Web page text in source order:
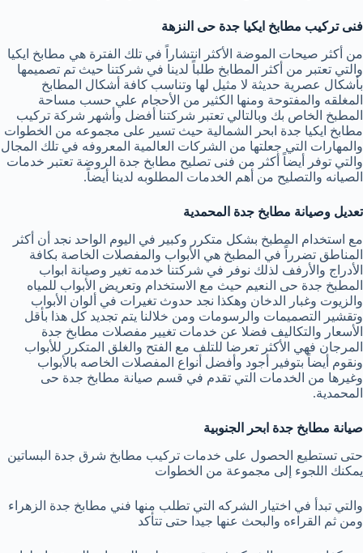
فنى تركيب مطابخ ايكيا جدة حى النزهة
من أكثر صيحات الموضة الأكثر انتشاراً في تلك الفترة هي مطابخ ايكيا
والتي تعتبر من أكثر المطابخ طلباً لدينا في شركتنا حيث تم تصميمها
بأشكال عصرية حديثة لا مثيل لها وتناسب كافة أشكال المطابخ
المغلقه والمفتوحة ومنها الكثير من الأحجام علي حسب مساحة
المطبخ الخاص بك وبالتالي تعتبر شركتنا أفضل وأشهر شركة تركيب
مطابخ ايكيا جدة ابحر الشمالية حيث تسير على مجموعه من الخطوات
والمهارات التي جعلتها من الشركات العالمية المعروفه في تلك المجال
والتي توفر أيضاً أكثر من فنى تصليح مطابخ جدة الروضة تعتبر خدمات
الصيانه والتصليح من أهم الخدمات المطلوبه لدينا أيضاً.
تعديل وصيانة مطابخ جدة المحمدية
مع استخدام المطبخ بشكل متكرر وكبير في اليوم الواحد نجد أن أكثر
المناطق تضرراً في المطبخ هي الأبواب والمفصلات الخاصة بكافة
الأدراج والأرفف لذلك نوفر في شركتنا خدمه تغير وصيانة ابواب
المطبخ جدة حى النعيم حيث مع الاستخدام وتعريض الأبواب للمياه
والزيوت وغبار الدخان وهكذا نجد حدوث تغيرات في ألوان الأبواب
وتقشير التصميمات والرسومات ومن خلالنا يتم تجديد كل هذا بأقل
الأسعار والتكاليف فضلا عن خدمات تغيير مفصلات مطابخ جدة
المرجان فهي الأكثر تعرضا للتلف مع الفتح والغلق المتكرر للأبواب
ونقوم أيضاً بتوفير أجود وأفضل أنواع المفصلات الخاصه بالأبواب
وغيرها من الخدمات التي تقدم في قسم صيانة مطابخ جدة حى
المحمدية.
صيانة مطابخ جدة ابحر الجنوبية
حتى تستطيع الحصول على خدمات تركيب مطابخ شرق جدة البساتين
يمكنك اللجوء إلى مجموعة من الخطوات
والتي تبدأ في اختيار الشركه التي تطلب منها فني مطابخ جدة الزهراء
ومن ثم القراءه والبحث عنها جيدا حتى تتأكد